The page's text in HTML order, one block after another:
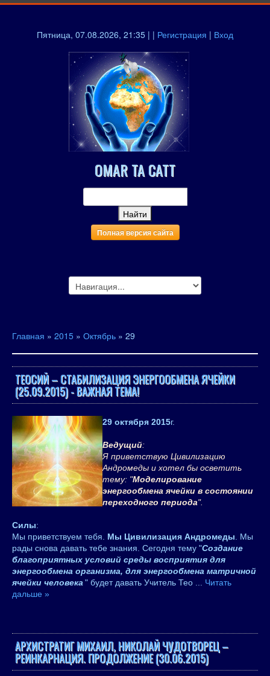
Пятница, 07.08.2026, 21:35 | | Регистрация | Вход
OMAR TA CATT
Полная версия сайта
Главная » 2015 » Октябрь » 29
ТЕОСИЙ – СТАБИЛИЗАЦИЯ ЭНЕРГООБМЕНА ЯЧЕЙКИ
(25.09.2015) - ВАЖНАЯ ТЕМА!
29 октября 2015г.
Ведущий:
Я приветствую Цивилизацию
Андромеды и хотел бы осветить
тему: "Моделирование
энергообмена ячейки в состоянии
переходного периода".
Силы:
Мы приветствуем тебя. Мы Цивилизация Андромеды . Мы
рады снова давать тебе знания. Сегодня тему "Создание
благоприятных условий среды восприятия для
энергообмена организма, для энергообмена матричной
ячейки человека " будет давать Учитель Тео
Читать
дальше »
АРХИСТРАТИГ МИХАИЛ, НИКОЛАЙ ЧУДОТВОРЕЦ –
РЕИНКАРНАЦИЯ. ПРОДОЛЖЕНИЕ (30.06.2015)